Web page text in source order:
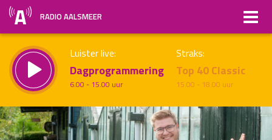
RADIO AALSMEER
Luister live:
Dagprogrammering
6.00 - 15.00 uur
Straks:
Top 40 Classic
15.00 - 18.00 uur
18.00 19.00